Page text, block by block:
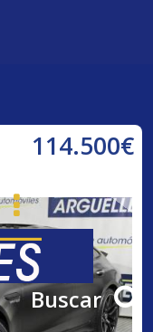
Buscar
114.500€